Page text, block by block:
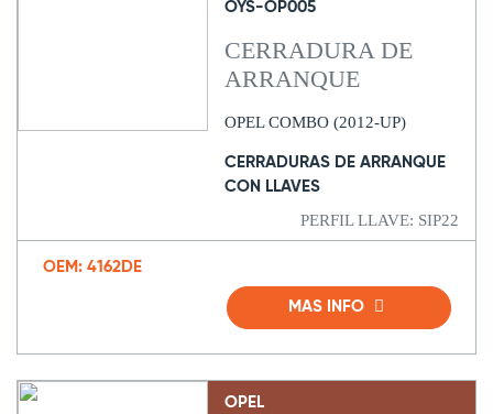
OYS-OP005
CERRADURA DE
ARRANQUE
OPEL COMBO (2012-UP)
CERRADURAS DE ARRANQUE
CON LLAVES
PERFIL LLAVE: SIP22
OEM: 4162DE
MAS INFO
OPEL